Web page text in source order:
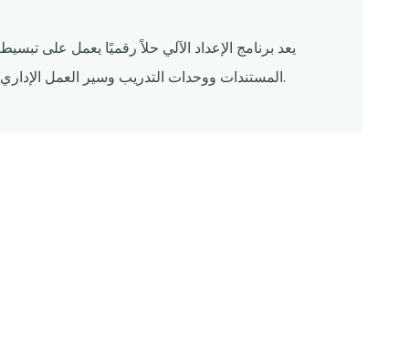
يعد برنامج الإعداد الآلي حلاً رقميًا يعمل على
المستندات ووحدات التدريب وسير العمل الإداري لتعزيز الكفاءة وتقليل التدخل اليدوي في عملية التوظيف.